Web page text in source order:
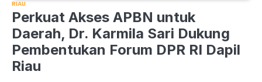
RIAU
Perkuat Akses APBN untuk
Daerah, Dr. Karmila Sari Dukung
Pembentukan Forum DPR RI Dapil
Riau